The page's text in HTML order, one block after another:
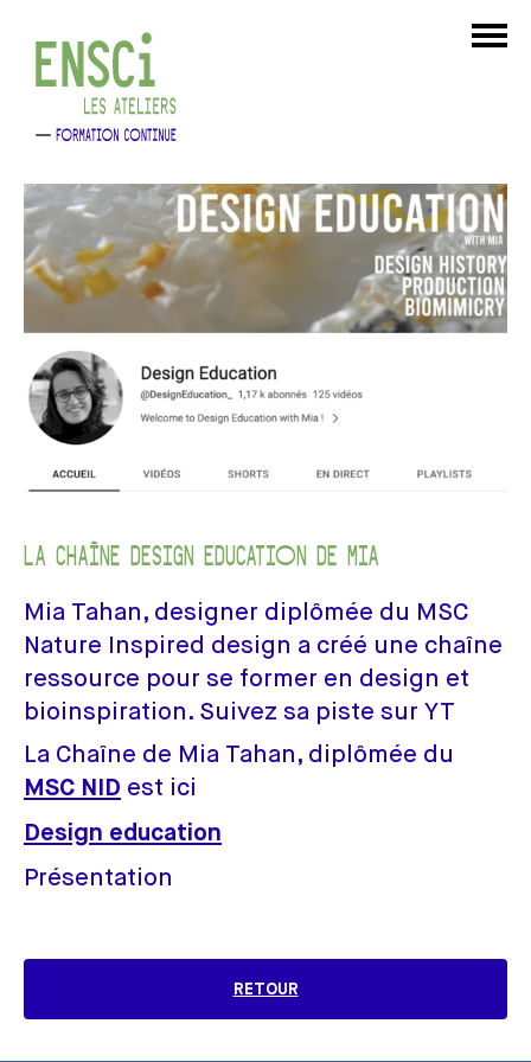
LA CHAÎNE DESIGN EDUCATION DE MIA
Mia Tahan, designer diplômée du MSC
Nature Inspired design a créé une chaîne
ressource pour se former en design et
bioinspiration. Suivez sa piste sur YT
La Chaîne de Mia Tahan, diplômée du
MSC NID est ici
Design education
Présentation
RETOUR